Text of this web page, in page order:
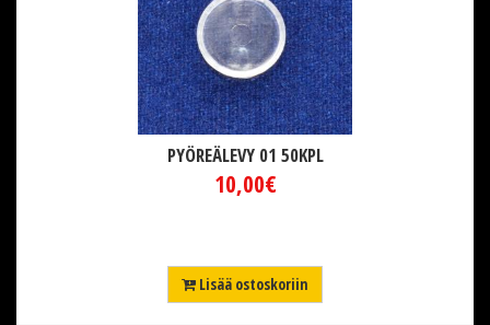
PYÖREÄLEVY 01 50KPL
10,00€
Lisää ostoskoriin